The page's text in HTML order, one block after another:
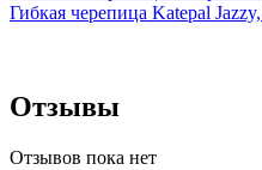
Гибкая черепица Katepal
Отзывы
Отзывов пока нет